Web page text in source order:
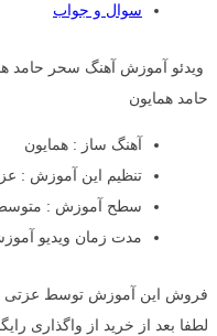
سوال و جواب
ویدئو آموزش آهنگ سحر حامد
حامد همایون
آهنگ ساز : همایون
تنظیم این آموزش :
سطح آموزش :
مدت زمان ویدیو آموزشی :
فروش این آموزش توسط عزتی
لطفا بعد از خرید از واگذاری